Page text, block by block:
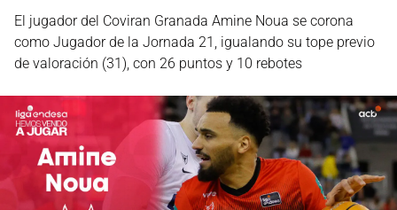
El jugador del Coviran Granada Amine Noua se corona
como Jugador de la Jornada 21, igualando su tope previo
de valoración (31), con 26 puntos y 10 rebotes